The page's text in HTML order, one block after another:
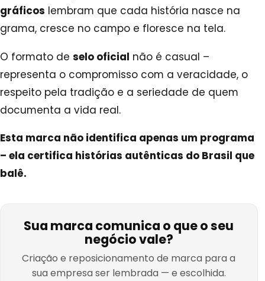
gráficos lembram que cada história nasce na
grama, cresce no campo e floresce na tela.
O formato de selo oficial não é casual –
representa o compromisso com a veracidade, o
respeito pela tradição e a seriedade de quem
documenta a vida real.
Esta marca não identifica apenas um programa
– ela certifica histórias autênticas do Brasil que
balê.
Sua marca comunica o que o seu
negócio vale?
Criação e reposicionamento de marca para a
sua empresa ser lembrada — e escolhida.